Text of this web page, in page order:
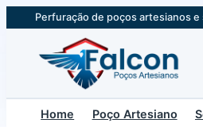
Perfuração de poços artesianos
Home Poço Artesiano